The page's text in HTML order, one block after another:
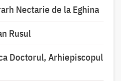
Nectarie de la Eghina
Rusul
Doctorul, Arhiepiscopul